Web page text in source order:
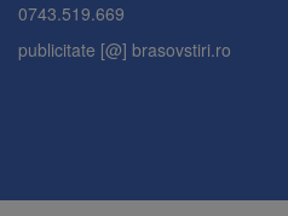
0743.519.669
publicitate [@] brasovstiri.ro